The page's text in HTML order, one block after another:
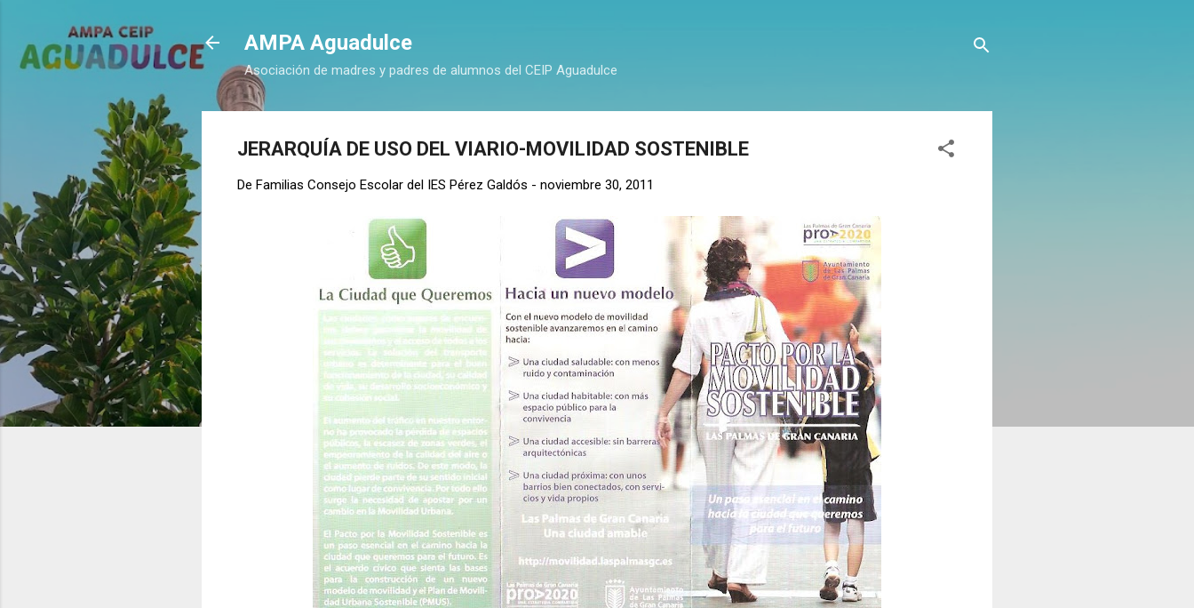
AMPA Aguadulce
Asociación de madres y padres de alumnos del CEIP Aguadulce
JERARQUÍA DE USO DEL VIARIO-MOVILIDAD SOSTENIBLE
De Familias Consejo Escolar del IES Pérez Galdós - noviembre 30, 2011